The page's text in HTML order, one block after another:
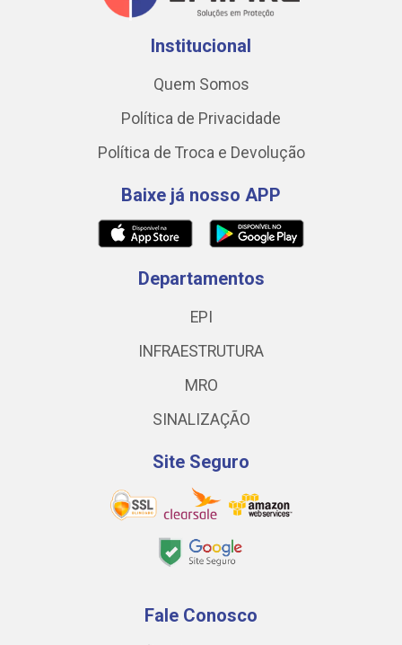
Institucional
Quem Somos
Política de Privacidade
Política de Troca e Devolução
Baixe já nosso APP
Departamentos
EPI
INFRAESTRUTURA
MRO
SINALIZAÇÃO
Site Seguro
Fale Conosco